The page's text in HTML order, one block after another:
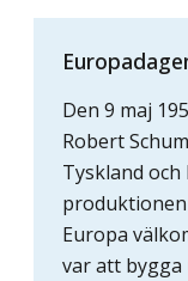
Den 9 maj
Robert
Tyskland
produktionen
Europa
var att